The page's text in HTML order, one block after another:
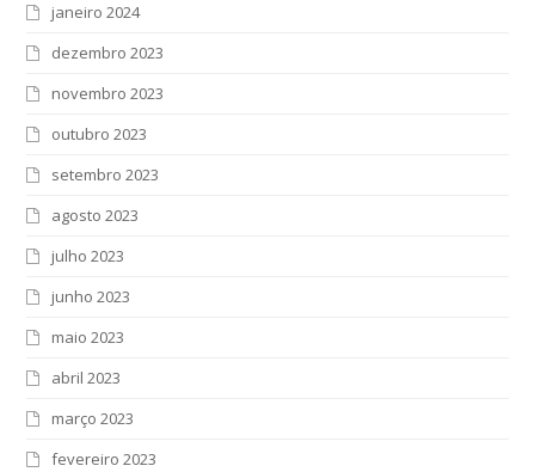
janeiro 2024
dezembro 2023
novembro 2023
outubro 2023
setembro 2023
agosto 2023
julho 2023
junho 2023
maio 2023
abril 2023
março 2023
fevereiro 2023